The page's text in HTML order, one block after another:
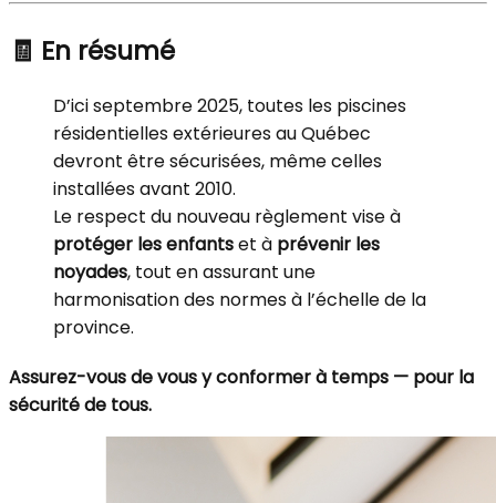
🧾 En résumé
D’ici septembre 2025, toutes les piscines
résidentielles extérieures au Québec
devront être sécurisées, même celles
installées avant 2010.
Le respect du nouveau règlement vise à
protéger les enfantset à prévenir les
noyades, tout en assurant une
harmonisation des normes à l’échelle de la
province.
Assurez-vous de vous y conformer à temps — pour la
sécurité de tous.